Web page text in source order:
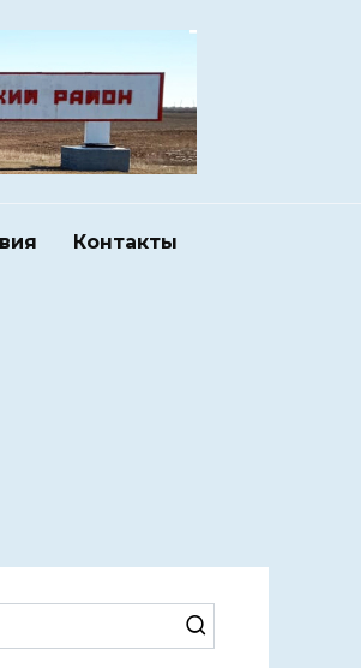
Контакты